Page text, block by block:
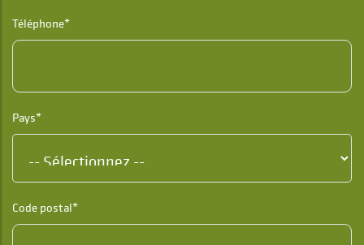
Téléphone*
Pays*
Code postal*